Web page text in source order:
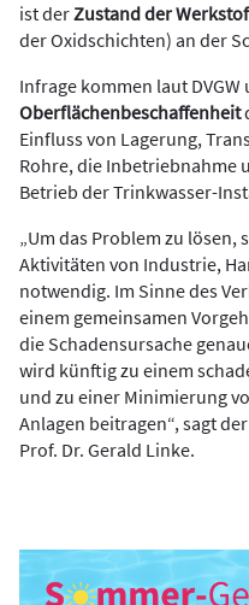
ist derZustand der
der Oxidschichten) an der
Infrage kommen laut
Oberflächenbeschaffenheit
Einfluss von Lagerung,
Rohre, die Inbetriebnahme
Betrieb der Trinkwasser-
„Um das Problem zu lösen,
Aktivitäten von Industrie,
notwendig. Im Sinne des
einem gemeinsamen
die Schadensursache
wird künftig zu einem
und zu einer Minimierung
Anlagen beitragen“, sagt
Prof. Dr. Gerald Linke.